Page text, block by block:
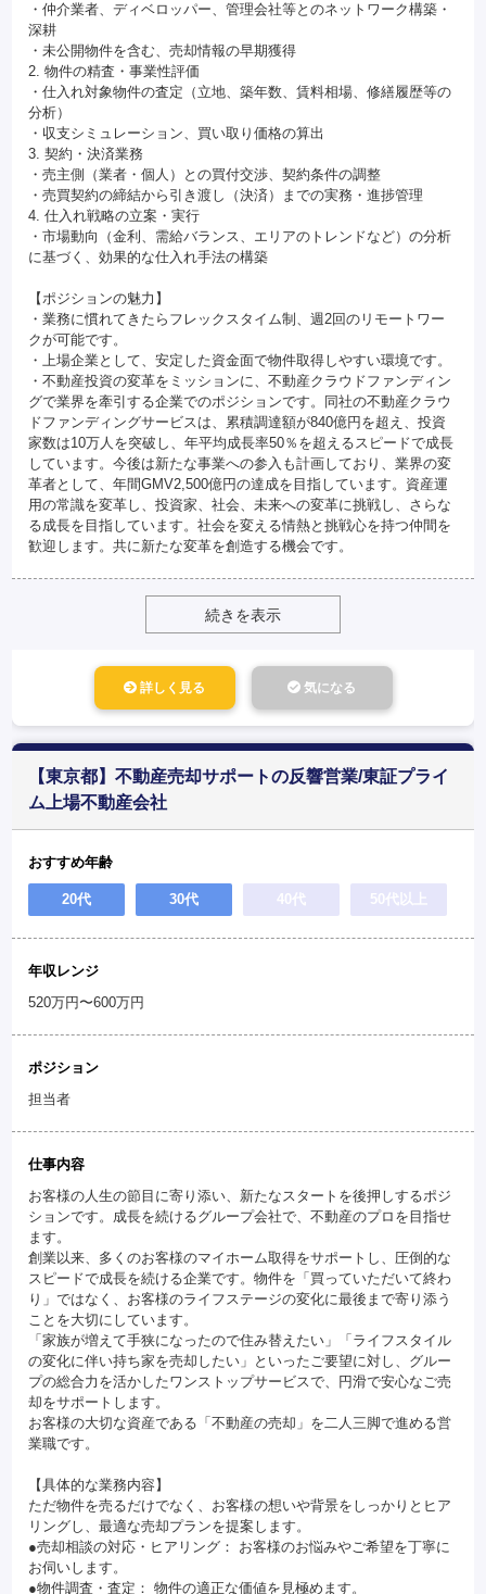
・仲介業者、ディベロッパー、管理会社等とのネットワーク構築・
深耕
・未公開物件を含む、売却情報の早期獲得
2. 物件の精査・事業性評価
・仕入れ対象物件の査定（立地、築年数、賃料相場、修繕履歴等の
分析）
・収支シミュレーション、買い取り価格の算出
3. 契約・決済業務
・売主側（業者・個人）との買付交渉、契約条件の調整
・売買契約の締結から引き渡し（決済）までの実務・進捗管理
4. 仕入れ戦略の立案・実行
・市場動向（金利、需給バランス、エリアのトレンドなど）の分析
に基づく、効果的な仕入れ手法の構築
【ポジションの魅力】
・業務に慣れてきたらフレックスタイム制、週2回のリモートワー
クが可能です。
・上場企業として、安定した資金面で物件取得しやすい環境です。
・不動産投資の変革をミッションに、不動産クラウドファンディン
グで業界を牽引する企業でのポジションです。同社の不動産クラウ
ドファンディングサービスは、累積調達額が840億円を超え、投資
家数は10万人を突破し、年平均成長率50％を超えるスピードで成長
しています。今後は新たな事業への参入も計画しており、業界の変
革者として、年間GMV2,500億円の達成を目指しています。資産運
用の常識を変革し、投資家、社会、未来への変革に挑戦し、さらな
る成長を目指しています。社会を変える情熱と挑戦心を持つ仲間を
歓迎します。共に新たな変革を創造する機会です。
続きを表示
詳しく見る 気になる
【東京都】不動産売却サポートの反響営業/東証プライ
ム上場不動産会社
おすすめ年齢
20代 30代 40代 50代以上
年収レンジ
520万円〜600万円
ポジション
担当者
仕事内容
お客様の人生の節目に寄り添い、新たなスタートを後押しするポジ
ションです。成長を続けるグループ会社で、不動産のプロを目指せ
ます。
創業以来、多くのお客様のマイホーム取得をサポートし、圧倒的な
スピードで成長を続ける企業です。物件を「買っていただいて終わ
り」ではなく、お客様のライフステージの変化に最後まで寄り添う
ことを大切にしています。
「家族が増えて手狭になったので住み替えたい」「ライフスタイル
の変化に伴い持ち家を売却したい」といったご要望に対し、グルー
プの総合力を活かしたワンストップサービスで、円滑で安心なご売
却をサポートします。
お客様の大切な資産である「不動産の売却」を二人三脚で進める営
業職です。
【具体的な業務内容】
ただ物件を売るだけでなく、お客様の想いや背景をしっかりとヒア
リングし、最適な売却プランを提案します。
●売却相談の対応・ヒアリング： お客様のお悩みやご希望を丁寧に
お伺いします。
●物件調査・査定： 物件の適正な価値を見極めます。